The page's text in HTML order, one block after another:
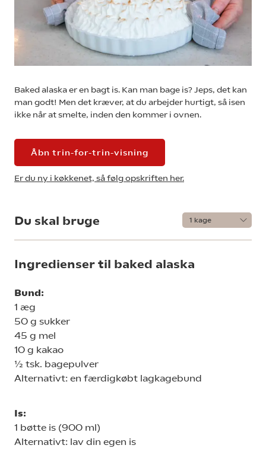
Baked alaska er en bagt is. Kan man bage is? Jeps, det kan
man godt! Men det kræver, at du arbejder hurtigt, så isen
ikke når at smelte, inden den kommer i ovnen.
Åbn trin-for-trin-visning
Er du ny i køkkenet, så følg opskriften her.
Du skal bruge
Ingredienser til baked alaska
Bund:
1 æg
50 g sukker
45 g mel
10 g kakao
½ tsk. bagepulver
Alternativt: en færdigkøbt lagkagebund
Is:
1 bøtte is (900 ml)
Alternativt: lav din egen is